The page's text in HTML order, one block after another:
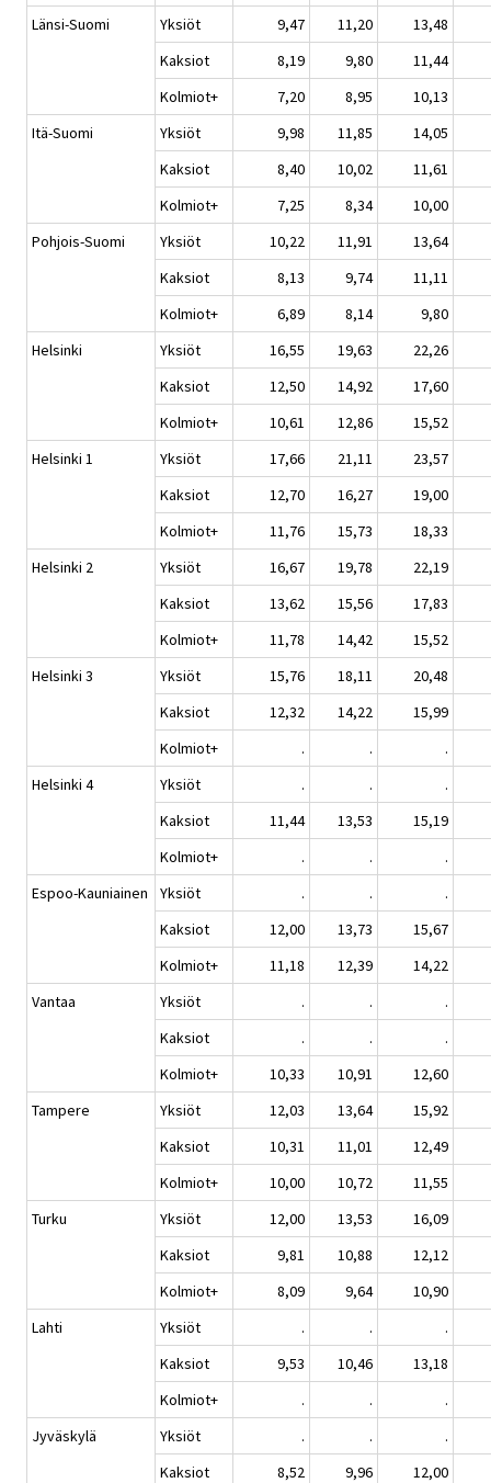
Länsi-Suomi
Yksiöt 9,47 11,20
13,48
Kaksiot
8,19 9,80
11,44
Kolmiot+
7,20 8,95
10,13
Itä-Suomi
Yksiöt 9,98 11,85
14,05
Kaksiot
8,40 10,02
11,61
Kolmiot+
7,25 8,34
10,00
Pohjois-Suomi
Yksiöt 10,22 11,91
13,64
Kaksiot
8,13 9,74
11,11
Kolmiot+
6,89 8,14
9,80
Helsinki
Yksiöt 16,55 19,63
22,26
Kaksiot
12,50 14,92
17,60
Kolmiot+
10,61 12,86
15,52
Helsinki 1
Yksiöt 17,66 21,11
23,57
Kaksiot
12,70 16,27
19,00
Kolmiot+
11,76 15,73
18,33
Helsinki 2
Yksiöt 16,67 19,78
22,19
Kaksiot
13,62 15,56
17,83
Kolmiot+
11,78 14,42
15,52
Helsinki 3
Yksiöt 15,76 18,11
20,48
Kaksiot
12,32 14,22
15,99
Kolmiot+
. .
.
Helsinki 4
Yksiöt . .
.
Kaksiot
11,44 13,53
15,19
Kolmiot+
. .
.
Espoo-Kauniainen
Yksiöt . .
.
Kaksiot
12,00 13,73
15,67
Kolmiot+
11,18 12,39
14,22
Vantaa
Yksiöt . .
.
Kaksiot
. .
.
Kolmiot+
10,33 10,91
12,60
Tampere
Yksiöt 12,03 13,64
15,92
Kaksiot
10,31 11,01
12,49
Kolmiot+
10,00 10,72
11,55
Turku
Yksiöt 12,00 13,53
16,09
Kaksiot
9,81 10,88
12,12
Kolmiot+
8,09 9,64
10,90
Lahti
Yksiöt . .
.
Kaksiot
9,53 10,46
13,18
Kolmiot+
. .
.
Jyväskylä
Yksiöt . .
.
Kaksiot
8,52 9,96 12,00